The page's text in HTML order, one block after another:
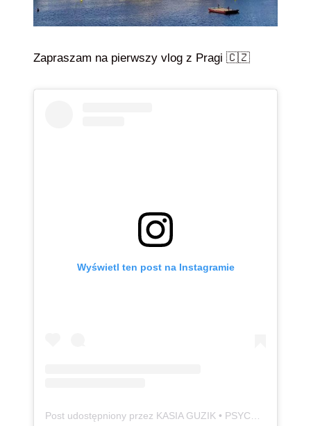
Zapraszam na pierwszy vlog z Pragi 🇨🇿
Wyświetl ten post na Instagramie